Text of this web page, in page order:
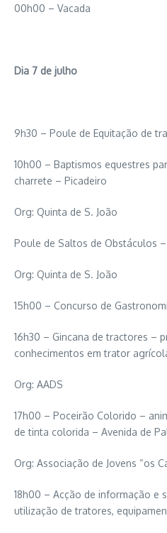
00h00 – Vacada
Dia 7 de julho
9h30 – Poule de Equitação de
10h00 – Baptismos equestres
charrete – Picadeiro
Org: Quinta de S. João
Poule de Saltos de Obstáculos
Org: Quinta de S. João
15h00 – Concurso de
16h30 – Gincana de tractores –
conhecimentos em trator
Org: AADS
17h00 – Poceirão Colorido –
de tinta colorida – Avenida de
Org: Associação de Jovens “os
18h00 – Acção de informação e
utilização de tratores,